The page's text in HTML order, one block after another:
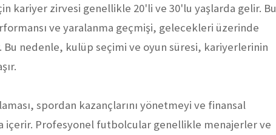
kariyer zirvesi genellikle 20'li ve 30'lu yaşlarda gelir. Bu
ve yaralanma geçmişi, gelecekleri üzerinde
nedenle, kulüp seçimi ve oyun süresi, kariyerlerinin
spordan kazançlarını yönetmeyi ve finansal
içerir. Profesyonel futbolcular genellikle menajerler ve